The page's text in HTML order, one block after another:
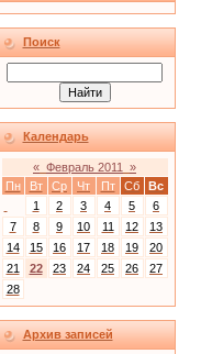
Поиск
Календарь
« Февраль 2011
»
Пн
Вт Ср Чт Пт Сб
Вс
1
2 3 4 5
6
7
8 9 10 11 12
13
14
15 16 17 18 19
20
21
22 23 24 25 26
27
28
Архив записей